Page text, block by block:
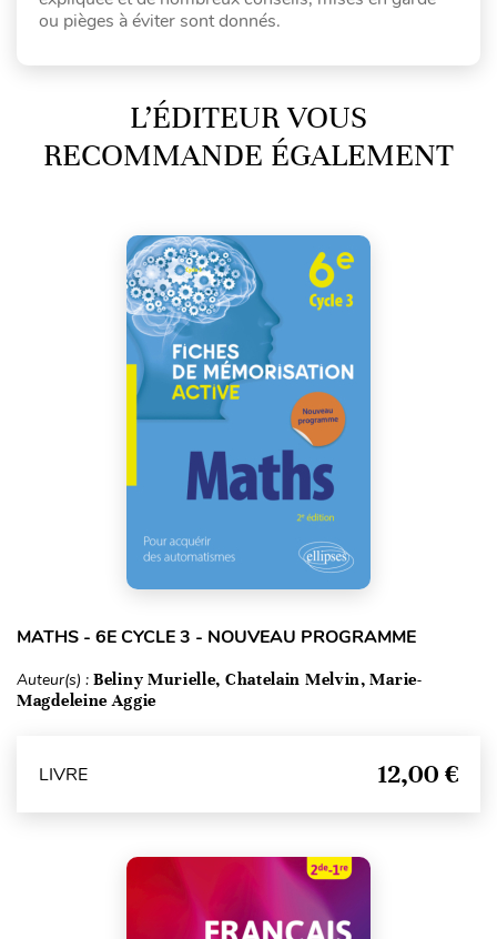
ou pièges à éviter sont donnés.
L’ÉDITEUR VOUS
RECOMMANDE ÉGALEMENT
MATHS - 6E CYCLE 3 - NOUVEAU PROGRAMME
Auteur(s) : Beliny Murielle, Chatelain Melvin, Marie-
Magdeleine Aggie
LIVRE 12,00 €